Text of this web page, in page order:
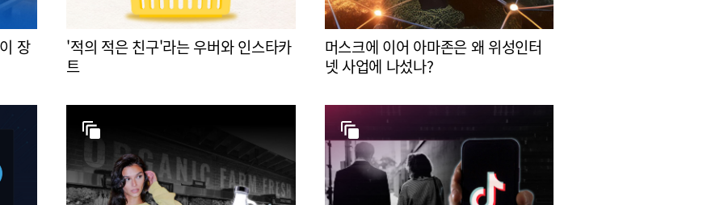
장
'적의 적은 친구'라는 우버와 인스타카
트
머스크에 이어 아마존은 왜 위성인터
넷 사업에 나섰나?